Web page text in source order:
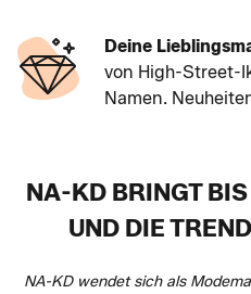
Deine
von High-Street-
Namen.
NA-KD BRINGT
UND DIE
NA-KD wendet sich als